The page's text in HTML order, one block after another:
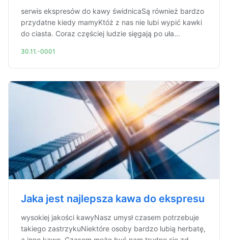
serwis ekspresów do kawy świdnicaSą również bardzo
przydatne kiedy mamyKtóż z nas nie lubi wypić kawki
do ciasta. Coraz częściej ludzie sięgają po uła...
30.11.-0001
Jaka jest najlepsza kawa do ekspresu
wysokiej jakości kawyNasz umysł czasem potrzebuje
takiego zastrzykuNiektóre osoby bardzo lubią herbatę,